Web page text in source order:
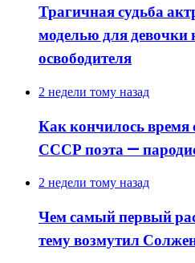
Трагичная судьба
моделью для
освободителя
2 недели тому назад
Как кончилось время
СССР поэта —
2 недели тому назад
Чем самый первый
тему возмутил